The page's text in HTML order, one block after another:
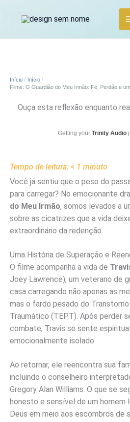
Início
Início
Filme: O Guardião do Meu Irmão: Fé, Perdão e
Ouça esta reflexão enquanto
Getting your Trinity Audio
Tempo de leitura: < 1 minuto
Você já sentiu que o peso do
para carregar? No emocionante
do Meu Irmão, somos levados a
sobre as cicatrizes que a vida
extraordinário da redenção.
Uma História de Superação e
O filme acompanha a vida de
Joey Lawrence), um veterano de
casa carregando não apenas as
mas o fardo pesado do
Traumático (TEPT). Após perder
combate, Travis se sente
emocionalmente isolado.
Ao retornar, ele reencontra sua
incluindo o conselheiro
Gregory Alan Williams. O que se
honesto e sensível de um homem
Deus em meio aos escombros de